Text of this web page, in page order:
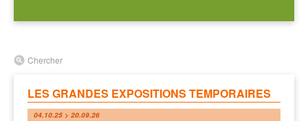
Chercher
LES GRANDES EXPOSITIONS TEMPORAIRES
04.10.25 > 20.09.26